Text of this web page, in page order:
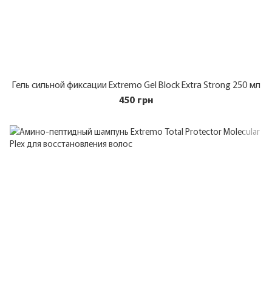
Гель сильной фиксации Extremo Gel Block Extra Strong 250 мл
450 грн